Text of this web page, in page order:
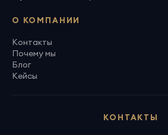
О КОМПАНИИ
Контакты
Почему мы
Блог
Кейсы
КОНТАКТЫ